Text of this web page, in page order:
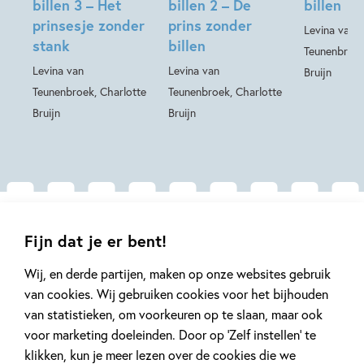
Fijn dat je er bent!
Wij, en derde partijen, maken op onze websites gebruik
van cookies. Wij gebruiken cookies voor het bijhouden
van statistieken, om voorkeuren op te slaan, maar ook
voor marketing doeleinden. Door op ‘Zelf instellen’ te
klikken, kun je meer lezen over de cookies die we
De andere boeken uit de Ridder zonder billen
Het prinsesje zonder stank
De koning zonder spierballen
De ridder zonder billen – kartonboek
De ridder zonder billen – doeboek 2
De ridder zonder billen – kleurboek
billen 3 – Het
prinsesje zonder
stank
Levina van
Teunenbroek, Charlotte
Bruijn
billen 2 – De
prins zonder
billen
Levina van
Teunenbroek, Charlotte
Bruijn
billen
Levina van
Bruijn
Gerelateerde artikelen
Kinderpanel Tiplijst